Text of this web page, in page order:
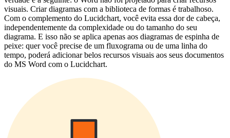
visuais. Criar diagramas com a biblioteca de formas é trabalhoso.
Com o complemento do Lucidchart, você evita essa dor de cabeça,
independentemente da complexidade ou do tamanho do seu
diagrama. E isso não se aplica apenas aos diagramas de espinha de
peixe: quer você precise de um fluxograma ou de uma linha do
tempo, poderá adicionar belos recursos visuais aos seus documentos
do MS Word com o Lucidchart.